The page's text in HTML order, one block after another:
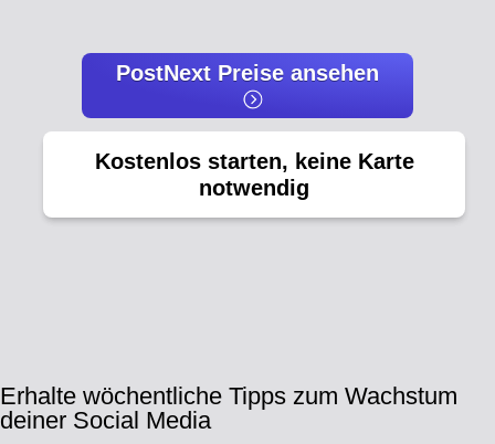
PostNext Preise ansehen
Kostenlos starten, keine Karte
notwendig
Erhalte wöchentliche Tipps zum Wachstum
deiner Social Media